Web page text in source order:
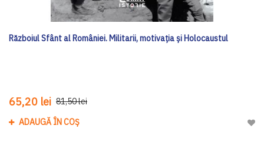
Războiul Sfânt al României. Militarii, motivația și Holocaustul
65,20 lei 81,50 lei
ADAUGĂ ÎN COȘ